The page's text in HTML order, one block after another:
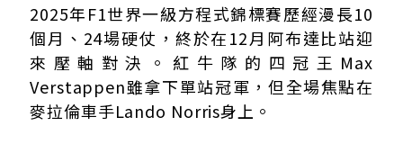
Lando低調快閃台灣！粉絲笑稱：一定會（開）上國道中
Lando Norris是誰？
「獎盃破壞者」由來
遺憾瞬間：2021俄羅斯站「錯失首冠」
魔咒破除：2024邁阿密站「奪下首冠」
2025年F1世界一級方程式錦標賽歷經漫長10
個月、24場硬仗，終於在12月阿布達比站迎
來壓軸對決。紅牛隊的四冠王Max
Verstappen雖拿下單站冠軍，但全場焦點在
麥拉倫車手Lando Norris身上。